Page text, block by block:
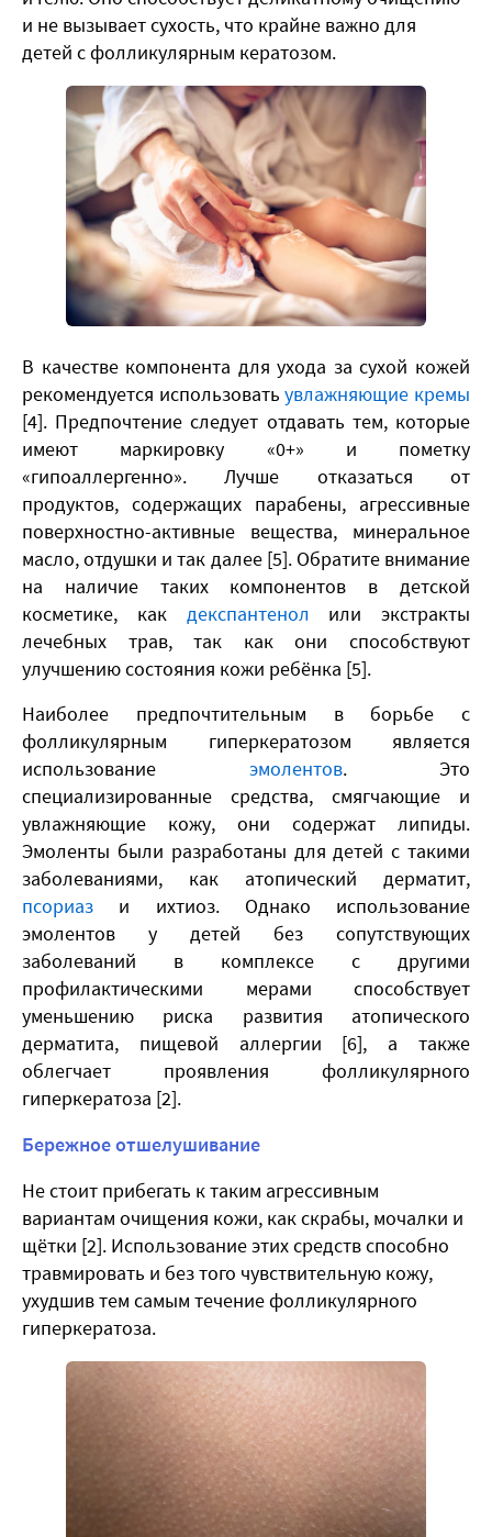
и не вызывает сухость, что крайне важно для
детей с фолликулярным кератозом.
В качестве компонента для ухода за сухой кожей
рекомендуется использоватьувлажняющие кремы
[4]. Предпочтение следует отдавать тем, которые
имеют маркировку «0+» и пометку
«гипоаллергенно». Лучше отказаться от
продуктов, содержащих парабены, агрессивные
поверхностно-активные вещества, минеральное
масло, отдушки и так далее [5]. Обратите внимание
на наличие таких компонентов в детской
косметике, как декспантенол или экстракты
лечебных трав, так как они способствуют
улучшению состояния кожи ребёнка [5].
Наиболее предпочтительным в борьбе с
фолликулярным гиперкератозом является
использование эмолентов. Это
специализированные средства, смягчающие и
увлажняющие кожу, они содержат липиды.
Эмоленты были разработаны для детей с такими
заболеваниями, как атопический дерматит,
псориаз и ихтиоз. Однако использование
эмолентов у детей без сопутствующих
заболеваний в комплексе с другими
профилактическими мерами способствует
уменьшению риска развития атопического
дерматита, пищевой аллергии [6], а также
облегчает проявления фолликулярного
гиперкератоза [2].
Бережное отшелушивание
Не стоит прибегать к таким агрессивным
вариантам очищения кожи, как скрабы, мочалки и
щётки [2]. Использование этих средств способно
травмировать и без того чувствительную кожу,
ухудшив тем самым течение фолликулярного
гиперкератоза.